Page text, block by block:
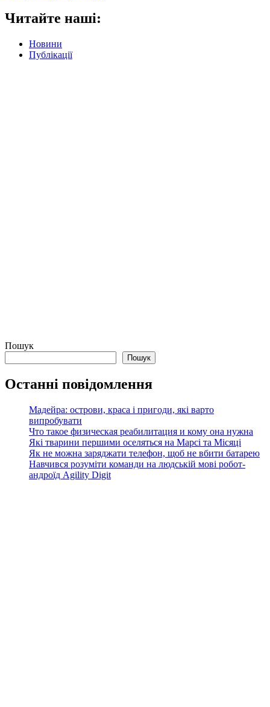
Читайте наші:
Новини
Публікації
Пошук
Пошук
Останні повідомлення
Мадейра: острови, краса і пригоди, які варто
випробувати
Что такое физическая реабилитация и кому она нужна
Які тварини першими оселяться на Марсі та Місяці
Як не можна заряджати телефон, щоб не вбити батарею
Навчився розуміти команди на людській мові робот-
андроїд Agility Digit